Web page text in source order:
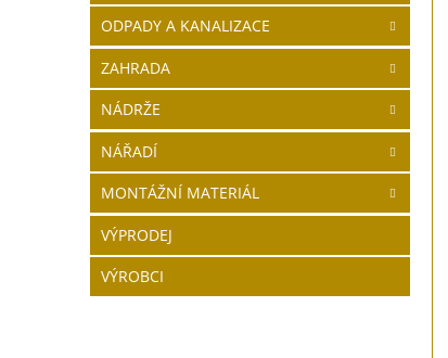
ODPADY A KANALIZACE
ZAHRADA
NÁDRŽE
NÁŘADÍ
MONTÁŽNÍ MATERIÁL
VÝPRODEJ
VÝROBCI